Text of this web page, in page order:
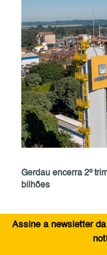
Gerdau encerra 2º
bilhões
Assine a newsletter